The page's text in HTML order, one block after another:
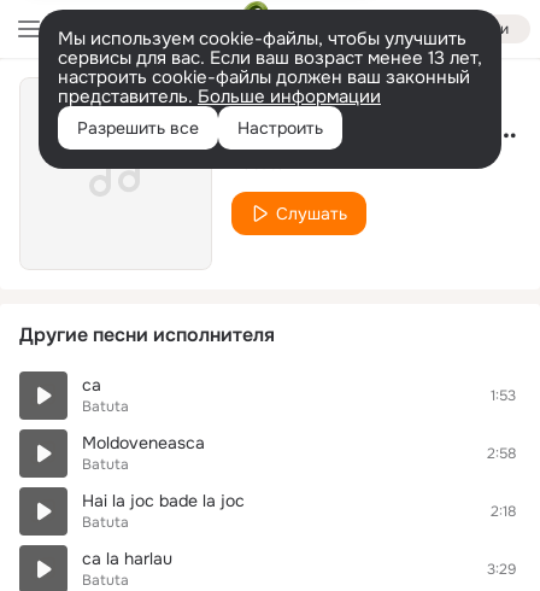
Войти
Мы используем cookie-файлы, чтобы улучшить
сервисы для вас. Если ваш возраст менее 13 лет,
настроить cookie-файлы должен ваш законный
представитель. Больше информации
Разрешить все Настроить Zdubii Bateți Tare (Shantel Bucovina Club Remix)
Слушать
Другие песни исполнителя
ca
Batuta
1:53
Moldoveneasca
Batuta
2:58
Hai la joc bade la joc
Batuta
2:18
ca la harlau
Batuta
3:29